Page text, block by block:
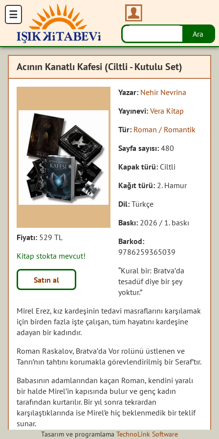
Acının Kanatlı Kafesi (Ciltli - Kutulu Set)
Fiyatı: 529 TL
Kitap stokta mevcut!
Satın al
Yazar: Nehir Nevrina
Yayınevi:Vera Kitap
Tür: Roman / Romantik
Sayfa sayısı:480
Kapak türü: Ciltli
Kağıt türü: 2. Hamur
Dil:Türkçe
Baskı: 2026 / 1. baskı
Barkod:
9786259365039
“Kural bir: Bratva’da
tesadüf diye bir şey
yoktur.”
Mirel Erez, kız kardeşinin tedavi masraflarını karşılamak
için birden fazla işte çalışan, tüm hayatını kardeşine
adayan bir kadındır.
Roman Raskalov, Bratva’da Vor rolünü üstlenen ve
Tanrı’nın tahtını korumakla görevlendirilmiş bir Seraf’tır.
Babasının adamlarından kaçan Roman, kendini yaralı
bir halde Mirel’in kapısında bulur ve genç kadın
tarafından kurtarılır. Bir yıl sonra tekrardan
karşılaştıklarında ise Mirel’e hiç beklenmedik bir teklif
sunar.
Tasarım ve programlama TechnoLink Software